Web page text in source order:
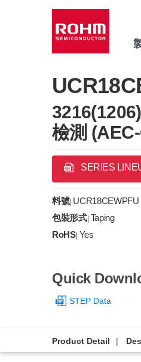
檢測
SERIES
料號| UCR18CEWPFU
包裝形式| Taping
RoHS| Yes
Quick
STEP Data
Product Detail